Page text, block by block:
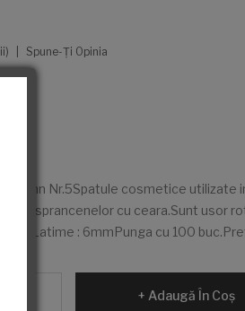
Spune-Ţi Opinia
Lemn Nr.5Spatule cosmetice utilizate
sprancenelor cu ceara.Sunt usor
cmLatime : 6mmPunga cu 100
Adaugă În Coş